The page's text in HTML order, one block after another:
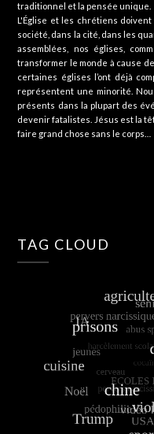
traditionnel et la pensée unique.
L'Église et les chrétiens doivent
société, dans la cité, dans les
assemblées, nos églises,
transformer le monde à cause
certaines églises l’ont déjà
représentent une minorité.
présents dans la plupart des
devenir fatalistes. Jésus est la
faire grand chose sans le corps…
TAG CLOUD